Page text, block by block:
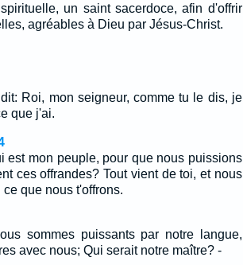
un saint sacerdoce, afin d'offrir
agréables à Dieu par Jésus-Christ.
Roi, mon seigneur, comme tu le dis, je
que j'ai.
est mon peuple, pour que nous puissions
ces offrandes? Tout vient de toi, et nous
que nous t'offrons.
sommes puissants par notre langue,
avec nous; Qui serait notre maître? -